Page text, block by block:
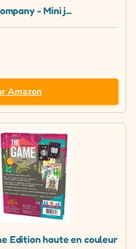
- Mini j...
Amazon
Edition haute en couleur